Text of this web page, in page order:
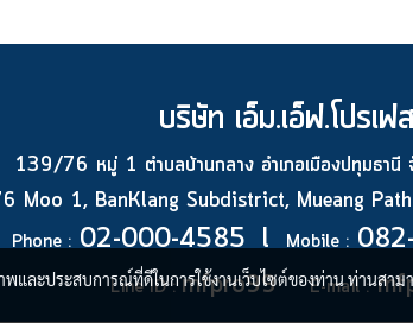
บริษัท เอ็ม.เอ็ฟ.โปรเ
139/76 หมู่ 1 ตำบลบ้านกลาง อำเภอเมืองปทุมธา
Moo 1, BanKlang Subdistrict, Mueang
Phone :02-000-4585 lMobile :
Line ID :mfpro99 E-mail :
และประสบการณ์ที่ดีในการใช้งานเว็บไซต์ของท่าน ท่านสาม